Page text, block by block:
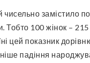
Тобто 100 жінок –
цей показник
падіння